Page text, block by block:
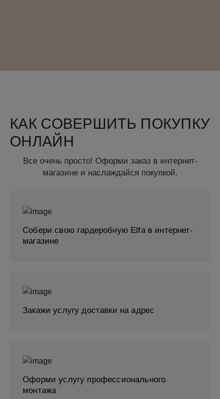
КАК СОВЕРШИТЬ ПОКУПКУ
ОНЛАЙН
Все очень просто! Оформи заказ в интернет-
магазине и наслаждайся покупкой.
Собери свою гардеробную Elfa в интернет-
магазине
Закажи услугу доставки на адрес
Оформи услугу профессионального
монтажа